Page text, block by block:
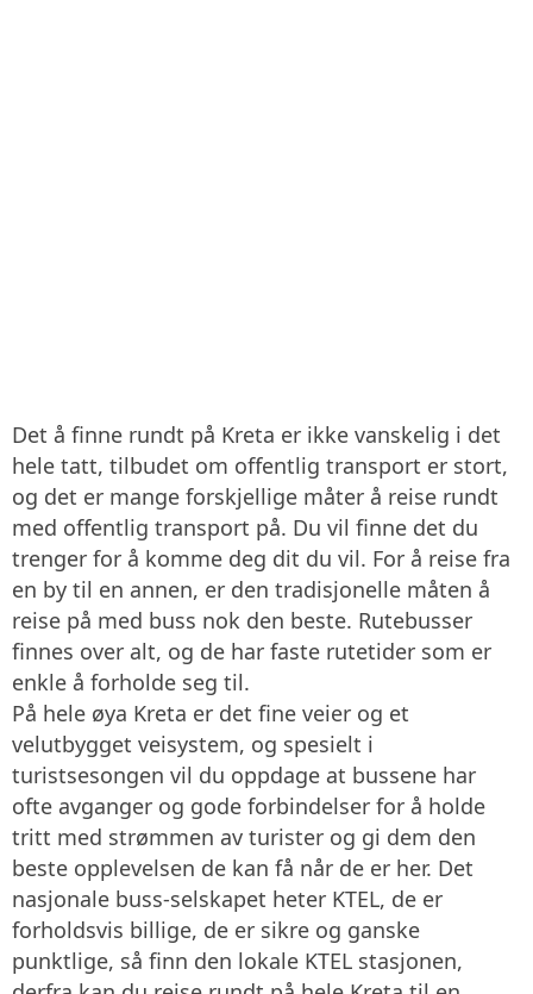
Det å finne rundt på Kreta er ikke vanskelig i det
hele tatt, tilbudet om offentlig transport er stort,
og det er mange forskjellige måter å reise rundt
med offentlig transport på. Du vil finne det du
trenger for å komme deg dit du vil. For å reise fra
en by til en annen, er den tradisjonelle måten å
reise på med buss nok den beste. Rutebusser
finnes over alt, og de har faste rutetider som er
enkle å forholde seg til.
På hele øya Kreta er det fine veier og et
velutbygget veisystem, og spesielt i
turistsesongen vil du oppdage at bussene har
ofte avganger og gode forbindelser for å holde
tritt med strømmen av turister og gi dem den
beste opplevelsen de kan få når de er her. Det
nasjonale buss-selskapet heter KTEL, de er
forholdsvis billige, de er sikre og ganske
punktlige, så finn den lokale KTEL stasjonen,